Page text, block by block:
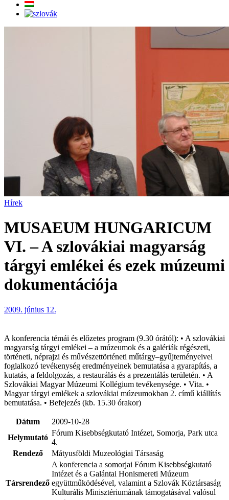
Hírek
MUSAEUM HUNGARICUM
VI. – A szlovákiai magyarság
tárgyi emlékei és ezek múzeumi
dokumentációja
2009. június 12.
A konferencia témái és előzetes program (9.30 órától): • A szlovákiai
magyarság tárgyi emlékei – a múzeumok és a galériák régészeti,
történeti, néprajzi és művészettörténeti műtárgy–gyűjteményeivel
foglalkozó tevékenység eredményeinek bemutatása a gyarapítás, a
kutatás, a feldolgozás, a restaurálás és a prezentálás területén. • A
Szlovákiai Magyar Múzeumi Kollégium tevékenysége. • Vita. •
Magyar tárgyi emlékek a szlovákiai múzeumokban 2. című kiállítás
bemutatása. • Befejezés (kb. 15.30 órakor)
Dátum
2009-10-28
Helymutató
Fórum Kisebbségkutató Intézet, Somorja, Park utca
4.
Rendező
Mátyusföldi Muzeológiai Társaság
Társrendező
A konferencia a somorjai Fórum Kisebbségkutató
Intézet és a Galántai Honismereti Múzeum
együttműködésével, valamint a Szlovák Köztársaság
Kulturális Minisztériumának támogatásával valósul